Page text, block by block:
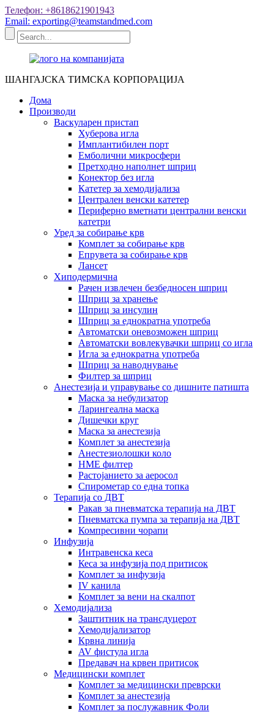
Телефон: +8618621901943
Email: exporting@teamstandmed.com
ШАНГАЈСКА ТИМСКА КОРПОРАЦИЈА
Дома
Производи
Васкуларен пристап
Хуберова игла
Имплантибилен порт
Емболични микросфери
Претходно наполнет шприц
Конектор без игла
Катетер за хемодијализа
Централен венски катетер
Периферно вметнати централни венски
катетри
Уред за собирање крв
Комплет за собирање крв
Епрувета за собирање крв
Лансет
Хиподермична
Рачен извлечен безбедносен шприц
Шприц за хранење
Шприц за инсулин
Шприц за еднократна употреба
Автоматски оневозможен шприц
Автоматски вовлекувачки шприц со игла
Игла за еднократна употреба
Шприц за наводнување
Филтер за шприц
Анестезија и управување со дишните патишта
Маска за небулизатор
Ларингеална маска
Дишечки круг
Маска за анестезија
Комплет за анестезија
Анестезиолошки коло
HME филтер
Растојанието за аеросол
Спирометар со една топка
Терапија со ДВТ
Ракав за пневматска терапија на ДВТ
Пневматска пумпа за терапија на ДВТ
Компресивни чорапи
Инфузија
Интравенска кеса
Кеса за инфузија под притисок
Комплет за инфузија
IV канила
Комплет за вени на скалпот
Хемодијализа
Заштитник на трансдуцерот
Хемодијализатор
Крвна линија
AV фистула игла
Предавач на крвен притисок
Медицински комплет
Комплет за медицински преврски
Комплет за анестезија
Комплет за послужавник Фоли